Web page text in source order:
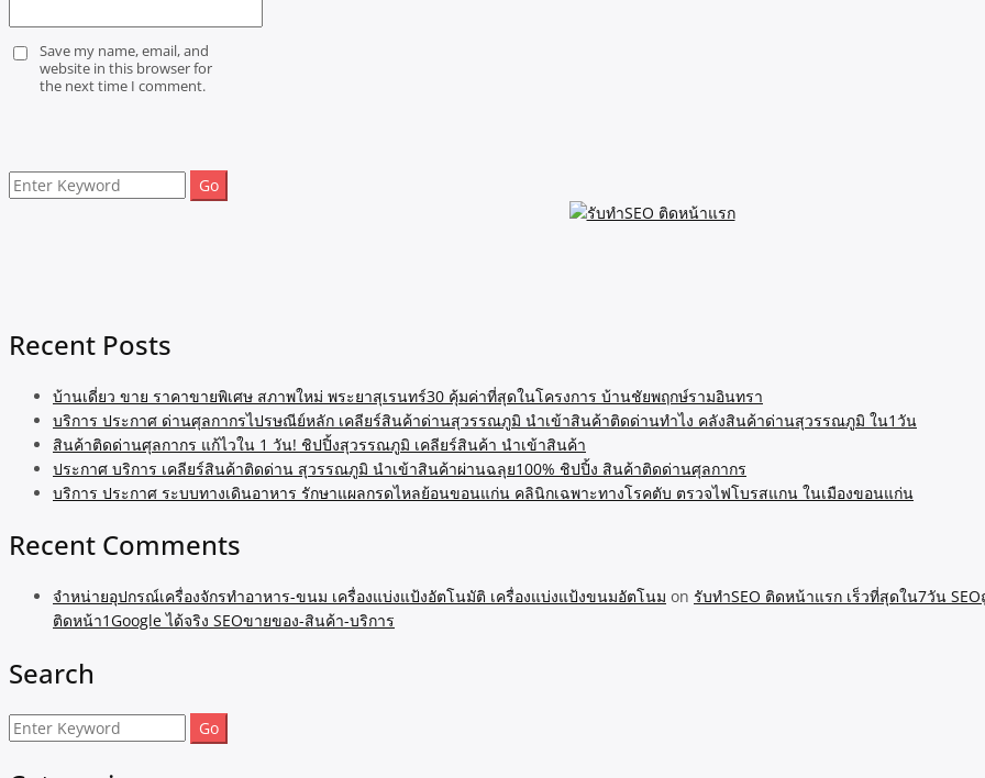
Save my name, email, and
website in this browser for
the next time I comment.
Search
for:
Recent Posts
บ้านเดี่ยว ขาย ราคาขายพิเศษ สภาพใหม่ พระยาสุเรนทร์30 คุ้มค่าที่สุดในโครงการ บ้านชัยพฤกษ์รามอินทรา
บริการ ประกาศ ด่านศุลกากรไปรษณีย์หลัก เคลียร์สินค้าด่านสุวรรณภูมิ นำเข้าสินค้าติดด่านทำไง คลังสินค้าด่านสุวรรณภูมิ ใน1วัน
สินค้าติดด่านศุลกากร แก้ไวใน 1 วัน! ชิปปิ้งสุวรรณภูมิ เคลียร์สินค้า นำเข้าสินค้า
ประกาศ บริการ เคลียร์สินค้าติดด่าน สุวรรณภูมิ นำเข้าสินค้าผ่านฉลุย100% ชิปปิ้ง สินค้าติดด่านศุลกากร
บริการ ประกาศ ระบบทางเดินอาหาร รักษาแผลกรดไหลย้อนขอนแก่น คลินิกเฉพาะทางโรคตับ ตรวจไฟโบรสแกน ในเมืองขอนแก่น
Recent Comments
จำหน่ายอุปกรณ์เครื่องจักรทำอาหาร-ขนม เครื่องแบ่งแป้งอัตโนมัติ เครื่องแบ่งแป้งขนมอัตโนม on รับทำSEO ติดหน้าแรก เร็วที่สุดใน7วัน
ติดหน้า1Google ได้จริง SEOขายของ-สินค้า-บริการ
Search
Search
for: